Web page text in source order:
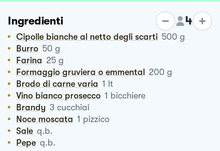
Ingredienti 4
Cipolle bianche al netto degli scarti 500 g
Burro 50 g
Farina 25 g
Formaggio gruviera o emmental 200 g
Brodo di carne varia 1 lt
Vino bianco prosecco 1 bicchiere
Brandy 3 cucchiai
Noce moscata 1 pizzico
Sale q.b.
Pepe q.b.